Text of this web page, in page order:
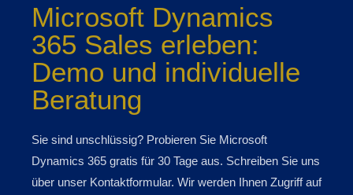
Microsoft Dynamics
365 Sales erleben:
Demo und individuelle
Beratung
Sie sind unschlüssig? Probieren Sie Microsoft
Dynamics 365 gratis für 30 Tage aus. Schreiben Sie uns
über unser Kontaktformular. Wir werden Ihnen Zugriff auf